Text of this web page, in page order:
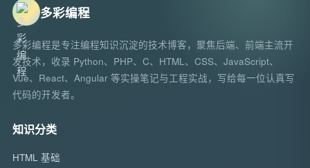
多彩编程
多彩编程是专注编程知识沉淀的技术博客，聚焦后端、前端主流开
发技术，收录 Python、PHP、C、HTML、CSS、JavaScript、
Vue、React、Angular 等实操笔记与工程实战，写给每一位认真写
代码的开发者。
知识分类
HTML 基础